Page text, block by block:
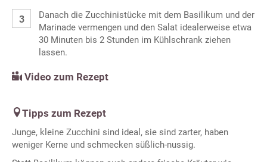
Danach die Zucchinistücke mit dem Basilikum und der
Marinade vermengen und den Salat idealerweise etwa
30 Minuten bis 2 Stunden im Kühlschrank ziehen
lassen.
Video zum Rezept
Tipps zum Rezept
Junge, kleine Zucchini sind ideal, sie sind zarter, haben
weniger Kerne und schmecken süßlich-nussig.